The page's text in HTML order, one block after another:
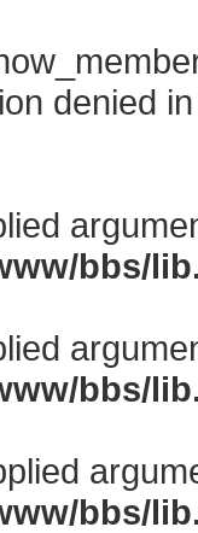
denied
bbs/
bbs/
bbs/